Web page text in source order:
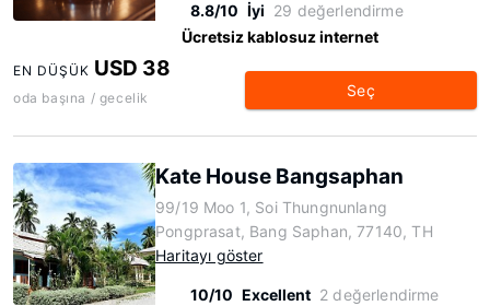
8.8/10 İyi 29 değerlendirme
Ücretsiz kablosuz internet
EN DÜŞÜK USD 38
oda başına / gecelik Seç
Kate House Bangsaphan
99/19 Moo 1, Soi Thungnunlang
Pongprasat, Bang Saphan, 77140, TH
Haritayı göster
10/10 Excellent 2 değerlendirme